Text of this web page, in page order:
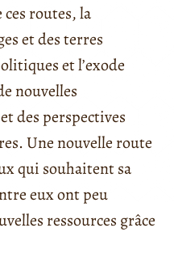
routes, la
et des terres
et l’exode
nouvelles
des perspectives
Une nouvelle route
qui souhaitent sa
eux ont peu
ressources grâce